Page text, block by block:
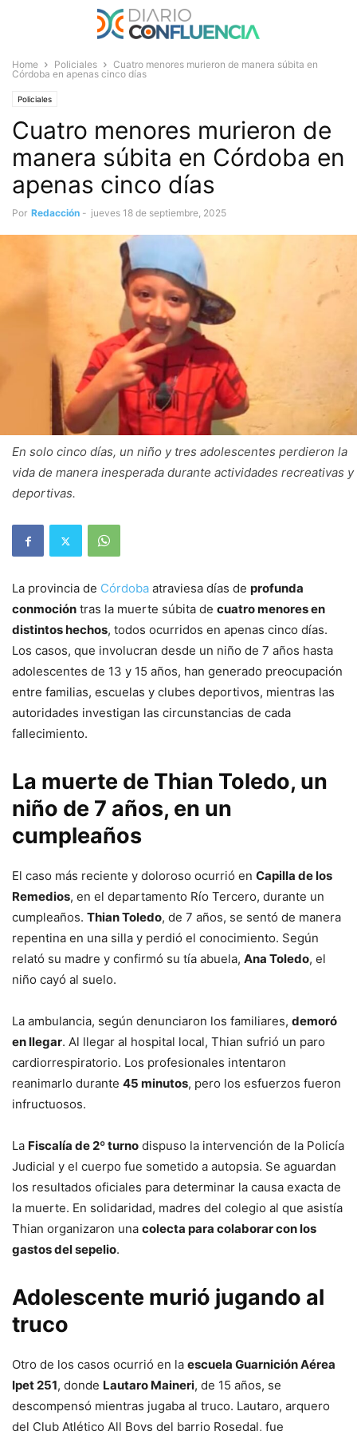
Home Policiales
Cuatro menores murieron de manera súbita en
Córdoba en apenas cinco días
Policiales
Cuatro menores murieron de
manera súbita en Córdoba en
apenas cinco días
Por Redacción - jueves 18 de septiembre, 2025
En solo cinco días, un niño y tres adolescentes perdieron la
vida de manera inesperada durante actividades recreativas y
deportivas.
La provincia de Córdoba atraviesa días de profunda
conmoción tras la muerte súbita de cuatro menores en
distintos hechos, todos ocurridos en apenas cinco días.
Los casos, que involucran desde un niño de 7 años hasta
adolescentes de 13 y 15 años, han generado preocupación
entre familias, escuelas y clubes deportivos, mientras las
autoridades investigan las circunstancias de cada
fallecimiento.
La muerte de Thian Toledo, un
niño de 7 años, en un
cumpleaños
El caso más reciente y doloroso ocurrió en Capilla de los
Remedios, en el departamento Río Tercero, durante un
cumpleaños. Thian Toledo, de 7 años, se sentó de manera
repentina en una silla y perdió el conocimiento. Según
relató su madre y confirmó su tía abuela, Ana Toledo, el
niño cayó al suelo.
La ambulancia, según denunciaron los familiares, demoró
en llegar. Al llegar al hospital local, Thian sufrió un paro
cardiorrespiratorio. Los profesionales intentaron
reanimarlo durante 45 minutos, pero los esfuerzos fueron
infructuosos.
La Fiscalía de 2º turno dispuso la intervención de la Policía
Judicial y el cuerpo fue sometido a autopsia. Se aguardan
los resultados oficiales para determinar la causa exacta de
la muerte. En solidaridad, madres del colegio al que asistía
Thian organizaron una colecta para colaborar con los
gastos del sepelio.
Adolescente murió jugando al
truco
Otro de los casos ocurrió en la escuela Guarnición Aérea
Ipet 251, donde Lautaro Maineri, de 15 años, se
descompensó mientras jugaba al truco. Lautaro, arquero
del Club Atlético All Boys del barrio Rosedal, fue